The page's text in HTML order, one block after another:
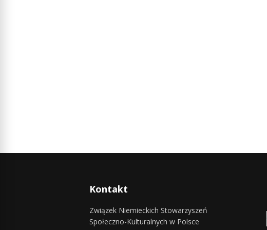
Kontakt
Związek Niemieckich Stowarzyszeń
Społeczno-Kulturalnych w Polsce